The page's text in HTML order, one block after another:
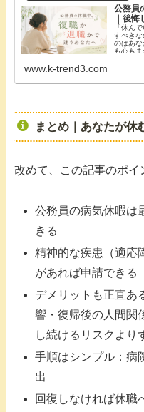
公務員
｜後
「休ん
すべき
のはあ
も心も
www.k-trend3.com
まとめ｜あなたが休
改めて、この記事のポイ
公務員の病気休暇は
きる
精神的な疾患（適応
があれば申請できる
デメリットも正直あ
響・復帰後の人間関
し続けるリスクより
手順はシンプル：
出
回復しなければ休職